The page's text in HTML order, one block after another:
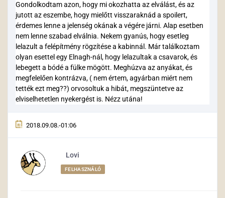
Gondolkodtam azon, hogy mi okozhatta az elválást, és az
jutott az eszembe, hogy mielőtt visszaraknád a spoilert,
érdemes lenne a jelenség okának a végére járni. Alap esetben
nem lenne szabad elválnia. Nekem gyanús, hogy esetleg
lelazult a felépítmény rögzítése a kabinnál. Már találkoztam
olyan esettel egy Elnagh-nál, hogy lelazultak a csavarok, és
lebegett a bódé a fülke mögött. Meghúzva az anyákat, és
megfelelően kontrázva, ( nem értem, agyárban miért nem
tették ezt meg??) orvosoltuk a hibát, megszüntetve az
elviselhetetlen nyekergést is. Nézz utána!
2018.09.08.-01:06
Lovi
FELHASZNÁLÓ